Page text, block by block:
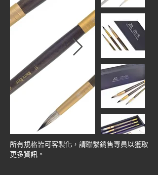
所有規格皆可客製化，請聯繫銷售專員以獲取
更多資訊。